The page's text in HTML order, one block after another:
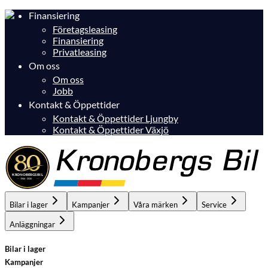
Finansiering
Företagsleasing
Finansiering
Privatleasing
Om oss
Om oss
Jobb
Kontakt & Öppettider
Kontakt & Öppettider Ljungby
Kontakt & Öppettider Växjö
Bilar i lager Kampanjer Våra märken Service
Anläggningar
Bilar i lager
Kampanjer